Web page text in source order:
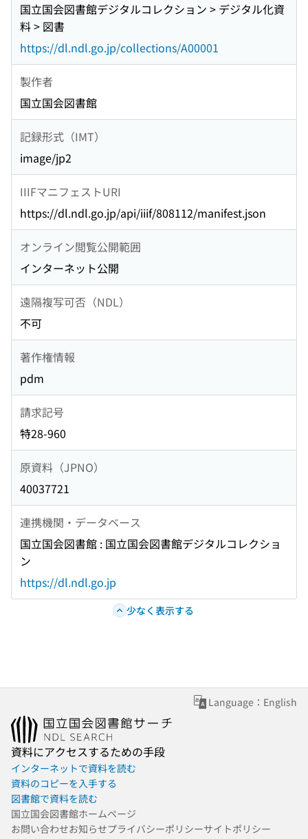
国立国会図書館デジタルコレクション > デジタル化資
料 > 図書
https://dl.ndl.go.jp/collections/A00001
製作者
国立国会図書館
記録形式（IMT）
image/jp2
IIIFマニフェストURI
https://dl.ndl.go.jp/api/iiif/808112/manifest.json
オンライン閲覧公開範囲
インターネット公開
遠隔複写可否（NDL）
不可
著作権情報
pdm
請求記号
特28-960
原資料（JPNO）
40037721
連携機関・データベース
国立国会図書館 : 国立国会図書館デジタルコレクショ
ン
https://dl.ndl.go.jp
少なく表示する
Language：English
資料にアクセスするための手段
インターネットで資料を読む
資料のコピーを入手する
図書館で資料を読む
国立国会図書館ホームページ
お問い合わせお知らせプライバシーポリシーサイトポリシー